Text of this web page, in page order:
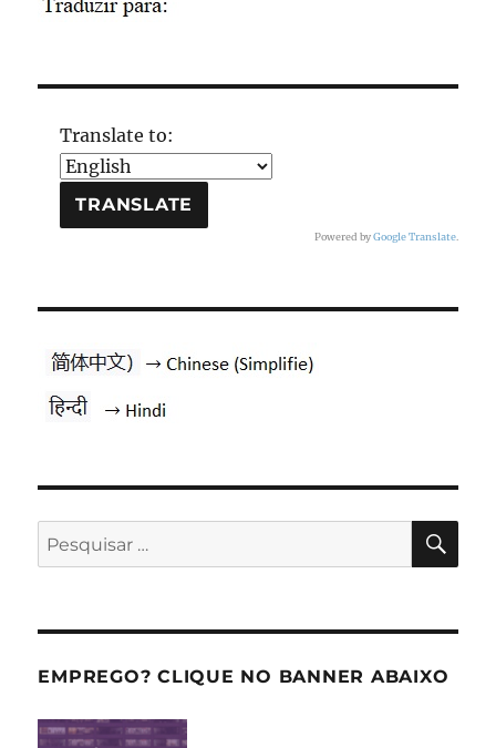
Translate to:
Powered byGoogle Translate.
Pesquisar
por:
EMPREGO? CLIQUE NO BANNER ABAIXO